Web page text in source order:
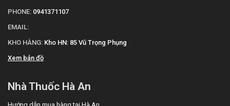
PHONE: 0941371107
EMAIL:
KHO HÀNG: Kho HN: 85 Vũ Trọng Phụng
Xem bản đồ
Nhà Thuốc Hà An